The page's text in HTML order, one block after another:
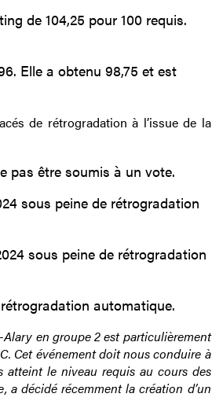
de 104,25 pour 100 requis.
Elle a obtenu 98,75 et est
de rétrogradation à l’issue de la
pas être soumis à un vote.
sous peine de rétrogradation
sous peine de rétrogradation
automatique.
en groupe 2 est particulièrement
Cet événement doit nous conduire à
atteint le niveau requis au cours des
a décidé récemment la création d’un